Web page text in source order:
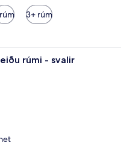
3+ rúm
Herbergi með
rúmi - svalir